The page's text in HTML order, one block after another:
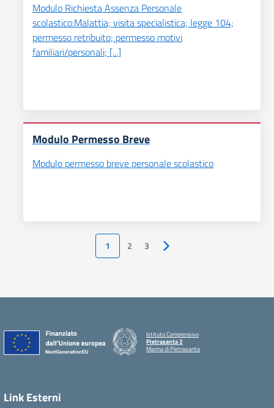
Modulo Richiesta Assenza Personale
scolastico:Malattia; visita specialistica; legge 104;
permesso retribuito; permesso motivi
familiari/personali; [...]
Modulo Permesso Breve
Modulo permesso breve personale scolastico
1 2 3 Pagina successiva
Istituto Comprensivo
Pietrasanta 2
Marina di Pietrasanta
Link Esterni